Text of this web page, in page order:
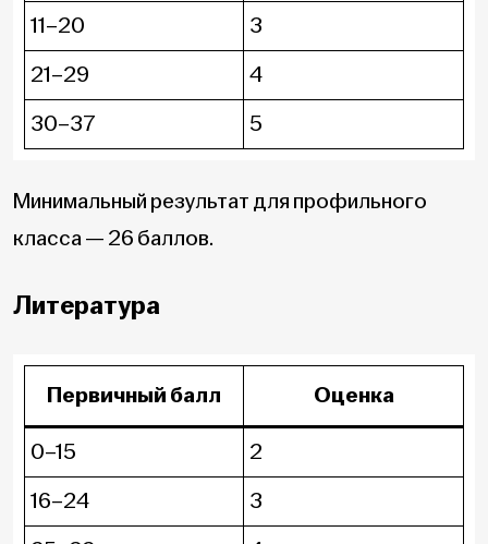
11–20
3
21–29
4
30–37
5
Минимальный результат для профильного
класса — 26 баллов.
Литература
Первичный балл Оценка
0–15
2
16–24
3